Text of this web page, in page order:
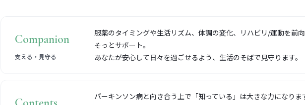
Companion
支える・見守る
服薬のタイミングや生活リズム、体調の変化、リハビリ/運動を前
そっとサポート。
あなたが安心して日々を過ごせるよう、生活のそばで見守ります。
パーキンソン病と向き合う上で「知っている」は大きな力になりま